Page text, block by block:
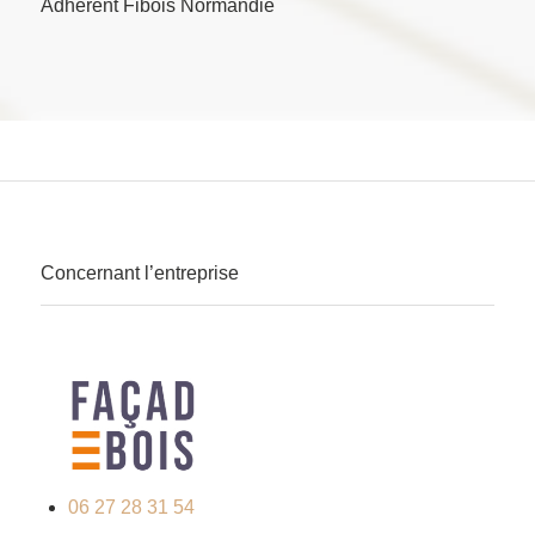
Adhérent Fibois Normandie
Concernant l’entreprise
06 27 28 31 54